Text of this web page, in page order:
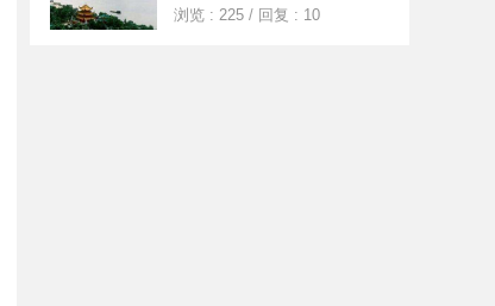
浏览 : 225 / 回复 : 10